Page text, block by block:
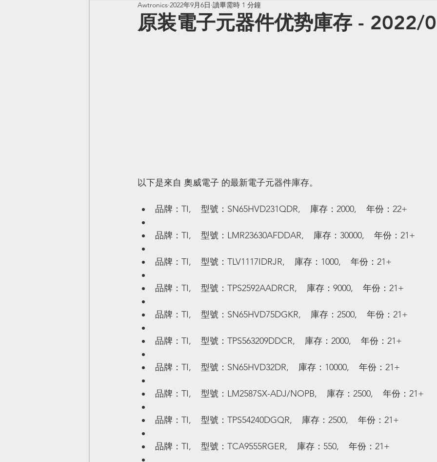
原装電子元器件优势庫存 - 2022/
Awtronics 2022年9月6日 讀畢需時 1 分鐘
以下是來自 奧威電子 的最新電子元器件庫存。
品牌：TI,    型號：SN65HVD231QDR,    庫存：2000,    年份：22+
品牌：TI,    型號：LMR23630AFDDAR,    庫存：30000,    年份：21+
品牌：TI,    型號：TLV1117IDRJR,    庫存：1000,    年份：21+
品牌：TI,    型號：TPS2592AADRCR,    庫存：9000,    年份：21+
品牌：TI,    型號：SN65HVD75DGKR,    庫存：2500,    年份：21+
品牌：TI,    型號：TPS563209DDCR,    庫存：2000,    年份：21+
品牌：TI,    型號：SN65HVD32DR,    庫存：10000,    年份：21+
品牌：TI,    型號：LM2587SX-ADJ/NOPB,    庫存：2500,    年份：21+
品牌：TI,    型號：TPS54240DGQR,    庫存：2500,    年份：21+
品牌：TI,    型號：TCA9555RGER,    庫存：550,    年份：21+